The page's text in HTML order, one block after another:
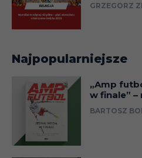
GRZEGORZ
Najpopularniejsze
„Amp
w finale” –
BARTOSZ